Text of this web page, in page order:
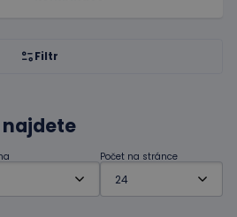
Filtr
Počet na stránce